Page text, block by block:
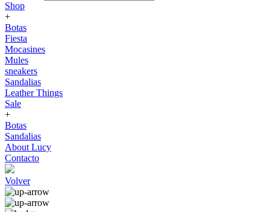
Shop
+
Botas
Fiesta
Mocasines
Mules
sneakers
Sandalias
Leather Things
Sale
+
Botas
Sandalias
About Lucy
Contacto
Volver